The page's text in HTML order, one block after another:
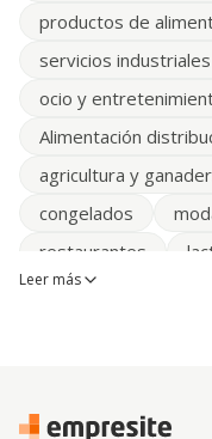
productos de
servicios industriales
ocio y
Alimentación
agricultura y
congelados
restaurantes
Leer más